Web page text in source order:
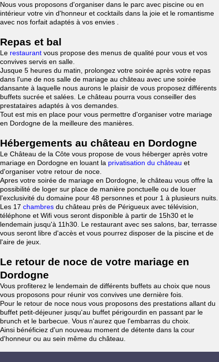
Nous vous proposons d'organiser dans le parc avec piscine ou en
intérieur votre vin d'honneur et cocktails dans la joie et le romantisme
avec nos forfait adaptés à vos envies .
Repas et bal
Le restaurant vous propose des menus de qualité pour vous et vos
convives servis en salle.
Jusque 5 heures du matin, prolongez votre soirée après votre repas
dans l'une de nos salle de mariage au château avec une soirée
dansante à laquelle nous aurons le plaisir de vous proposez différents
buffets sucrée et salées. Le château pourra vous conseiller des
prestataires adaptés à vos demandes.
Tout est mis en place pour vous permettre d'organiser votre mariage
en Dordogne de la meilleure des manières.
Hébergements au château en Dordogne
Le Château de la Côte vous propose de vous héberger après votre
mariage en Dordogne en louant la privatisation du château et
d'organiser votre retour de noce.
Apres votre soirée de mariage en Dordogne, le château vous offre la
possibilité de loger sur place de manière ponctuelle ou de louer
l'exclusivité du domaine pour 48 personnes et pour 1 à plusieurs nuits.
Les 17 chambres du château près de Périgueux avec télévision,
téléphone et Wifi vous seront disponible à partir de 15h30 et le
lendemain jusqu'à 11h30. Le restaurant avec ses salons, bar, terrasse
vous seront libre d'accès et vous pourrez disposer de la piscine et de
l'aire de jeux.
Le retour de noce de votre mariage en
Dordogne
Vous profiterez le lendemain de différents buffets au choix que nous
vous proposons pour réunir vos convives une dernière fois.
Pour le retour de noce nous vous proposons des prestations allant du
buffet petit-déjeuner jusqu'au buffet périgourdin en passant par le
brunch et le barbecue. Vous n'aurez que l'embarras du choix.
Ainsi bénéficiez d'un nouveau moment de détente dans la cour
d'honneur ou au sein même du château.